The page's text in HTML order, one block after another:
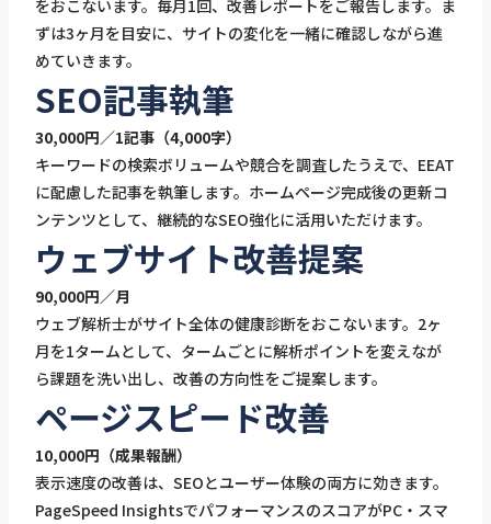
をおこないます。毎月1回、改善レポートをご報告します。ま
ずは3ヶ月を目安に、サイトの変化を一緒に確認しながら進
めていきます。
SEO記事執筆
30,000円／1記事（4,000字）
キーワードの検索ボリュームや競合を調査したうえで、EEAT
に配慮した記事を執筆します。ホームページ完成後の更新コ
ンテンツとして、継続的なSEO強化に活用いただけます。
ウェブサイト改善提案
90,000円／月
ウェブ解析士がサイト全体の健康診断をおこないます。2ヶ
月を1タームとして、タームごとに解析ポイントを変えなが
ら課題を洗い出し、改善の方向性をご提案します。
ページスピード改善
10,000円（成果報酬）
表示速度の改善は、SEOとユーザー体験の両方に効きます。
PageSpeed InsightsでパフォーマンスのスコアがPC・スマ